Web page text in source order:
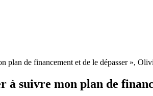
plan de financement et de le dépasser »,
suivre mon plan de